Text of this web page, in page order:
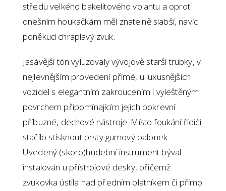
středu velkého bakelitového volantu a oproti
dnešním houkačkám měl znatelně slabší, navíc
poněkud chraplavý zvuk.
Jasávější tón vyluzovaly vývojově starší trubky, v
nejlevnějším provedení přímé, u luxusnějších
vozidel s elegantním zakroucením i vyleštěným
povrchem připomínajícím jejich pokrevní
příbuzné, dechové nástroje. Místo foukání řidiči
stačilo stisknout prsty gumový balonek.
Uvedený (skoro)hudební instrument býval
instalován u přístrojové desky, přičemž
zvukovka ústila nad předním blatníkem či přímo